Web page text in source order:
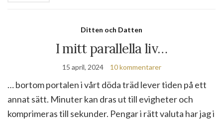
Ditten och Datten
I mitt parallella liv…
15 april, 2024 10 kommentarer
… bortom portalen i vårt döda träd lever tiden på ett
annat sätt. Minuter kan dras ut till evigheter och
komprimeras till sekunder. Pengar i rätt valuta har jag i